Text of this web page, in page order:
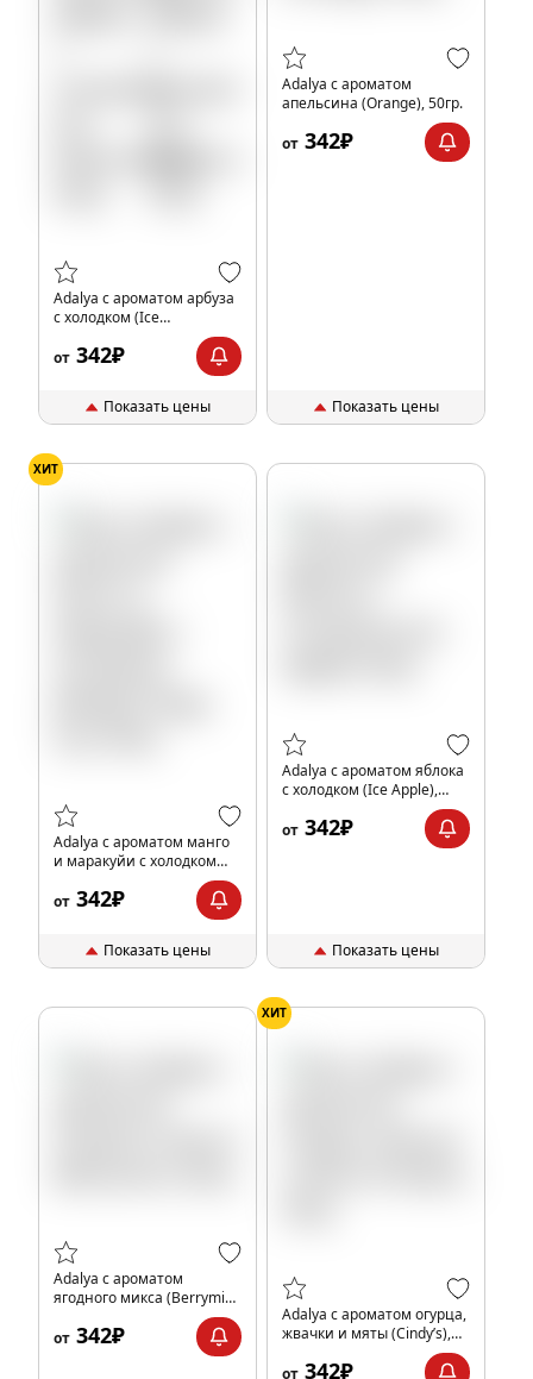
Adalya с ароматом арбуза
с холодком (Ice
от 342₽
Показать цены
Adalya с ароматом
апельсина (Orange), 50гр.
от 342₽
Показать цены
ХИТ
Adalya с ароматом манго
и маракуйи с холодком
(Mango Tango Ice), 50гр.
от 342₽
Показать цены
Adalya с ароматом яблока
с холодком (Ice Apple),
от 342₽
Показать цены
Adalya с ароматом
ягодного микса (Berrymix),
от 342₽
ХИТ
Adalya с ароматом огурца,
жвачки и мяты (Cindy’s),
от 342₽